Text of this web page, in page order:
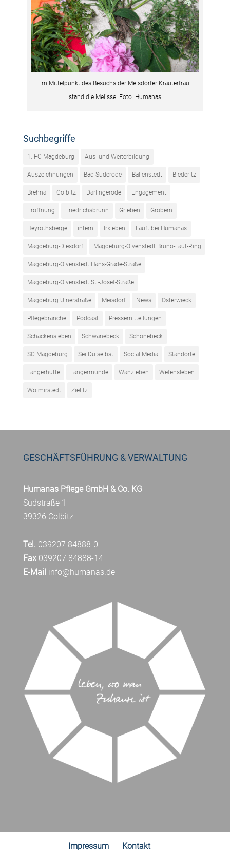
Im Mittelpunkt des Besuchs der Meisdorfer Kräuterfrau
stand die Melisse. Foto: Humanas
Suchbegriffe
1. FC Magdeburg Aus- und Weiterbildung
Auszeichnungen Bad Suderode Ballenstedt Biederitz
Brehna Colbitz Darlingerode Engagement
Eröffnung Friedrichsbrunn Grieben Gröbern
Heyrothsberge intern Irxleben Läuft bei Humanas
Magdeburg-Diesdorf Magdeburg-Olvenstedt Bruno-Taut-Ring
Magdeburg-Olvenstedt Hans-Grade-Straße
Magdeburg-Olvenstedt St.-Josef-Straße
Magdeburg Ulnerstraße Meisdorf News Osterwieck
Pflegebranche Podcast Pressemitteilungen
Schackensleben Schwanebeck Schönebeck
SC Magdeburg Sei Du selbst Social Media Standorte
Tangerhütte Tangermünde Wanzleben Wefensleben
Wolmirstedt Zielitz
GESCHÄFTSFÜHRUNG & VERWALTUNG
Humanas Pflege GmbH & Co. KG
Südstraße 1
39326 Colbitz
Tel. 039207 84888-0
Fax039207 84888-14
E-Mail info@humanas.de
Impressum Kontakt